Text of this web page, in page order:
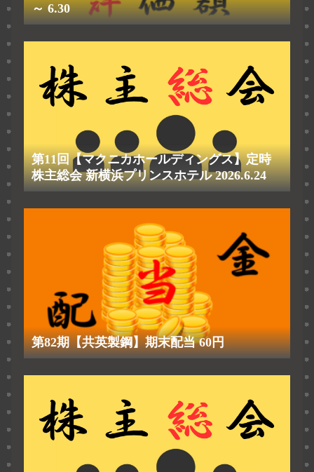
～ 6.30
第11回【マクニカホールディングス】定時
株主総会 新横浜プリンスホテル 2026.6.24
第82期【共英製鋼】期末配当 60円